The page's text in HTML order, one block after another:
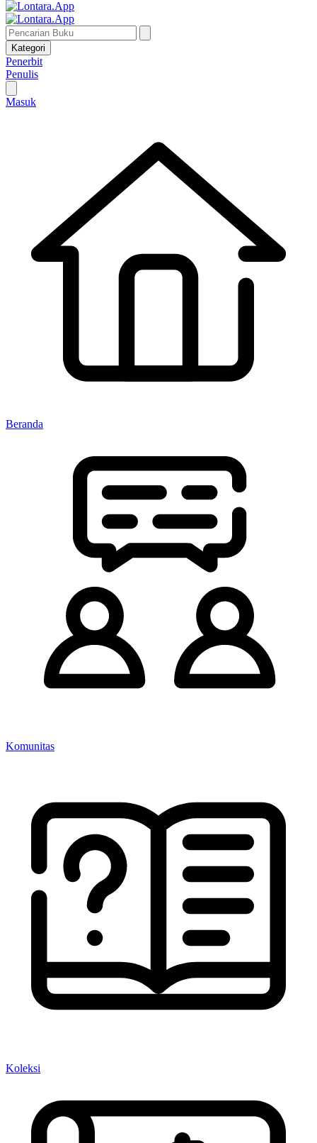
Kategori
Penerbit
Penulis
Masuk
Beranda
Komunitas
Koleksi